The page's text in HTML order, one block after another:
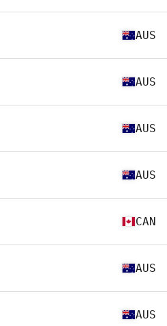
AUS
AUS
AUS
AUS
CAN
AUS
AUS